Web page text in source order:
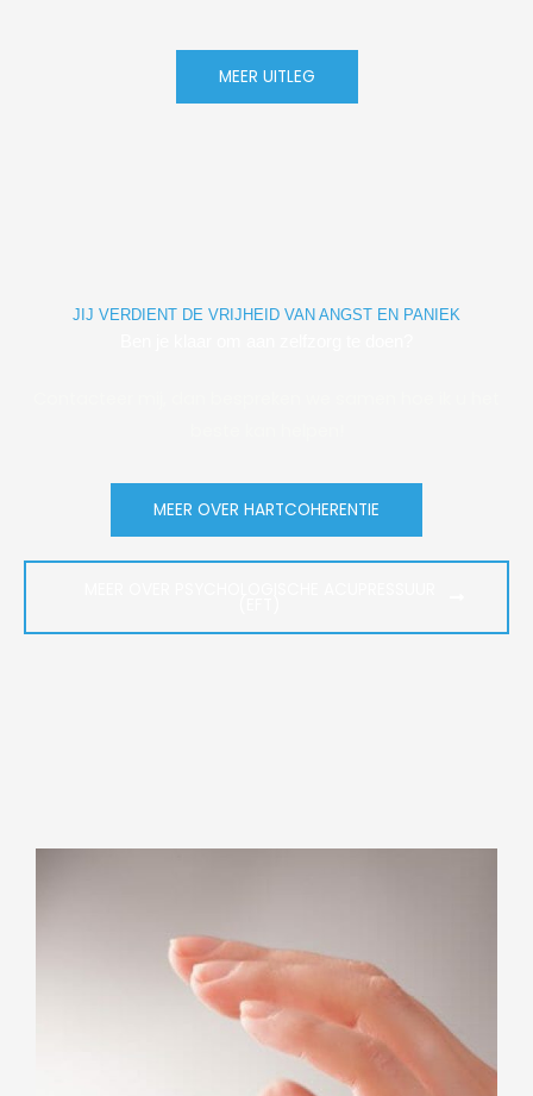
MEER UITLEG
JIJ VERDIENT DE VRIJHEID VAN ANGST EN PANIEK
MEER OVER HARTCOHERENTIE